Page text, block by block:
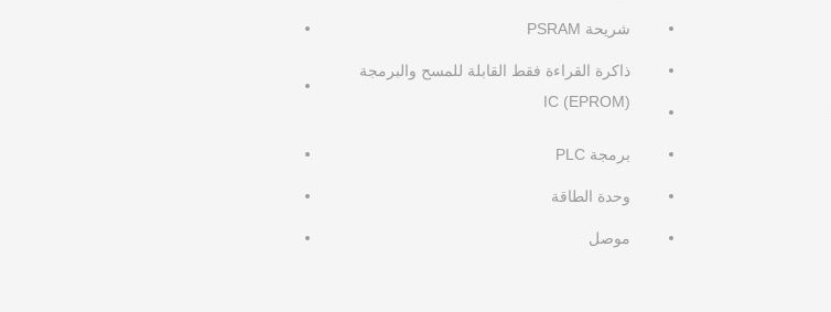
شريحة PSRAM
ذاكرة القراءة فقط القابلة للمسح والبرمجة
(EPROM) IC
برمجة PLC
وحدة الطاقة
موصل